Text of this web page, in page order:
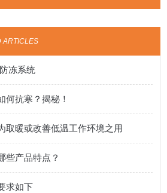
ARTICLES
冻系统
何抗寒？揭秘！
取暖或改善低温工作环境之用
些产品特点？
求如下